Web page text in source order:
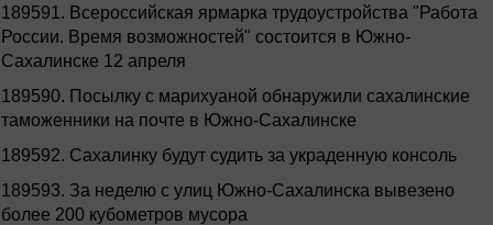
189591. Всероссийская ярмарка трудоустройства "Работа
России. Время возможностей" состоится в Южно-
Сахалинске 12 апреля
189590. Посылку с марихуаной обнаружили сахалинские
таможенники на почте в Южно-Сахалинске
189592. Сахалинку будут судить за украденную консоль
189593. За неделю с улиц Южно-Сахалинска вывезено
более 200 кубометров мусора